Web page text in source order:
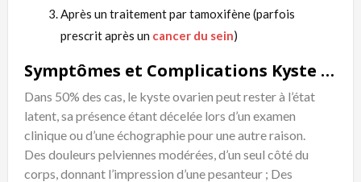
Après un traitement par tamoxifène (parfois
prescrit après un cancer du sein)
Symptômes et Complications Kyste Ovarien Traitement Naturel
Dans 50% des cas, le kyste ovarien peut rester à l’état
latent, sa présence étant décelée lors d’un examen
clinique ou d’une échographie pour une autre raison.
Des douleurs pelviennes modérées, d’un seul côté du
corps, donnant l’impression d’une pesanteur ; Des